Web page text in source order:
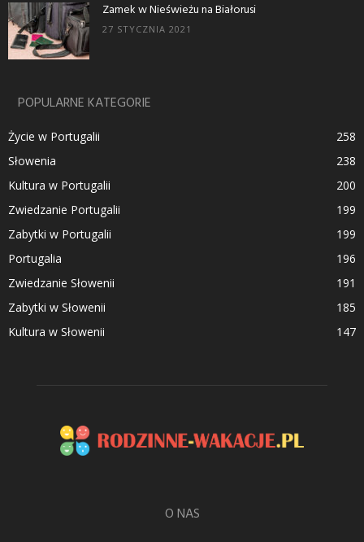
Zamek w Nieświeżu na Białorusi
27 STYCZNIA 2021
POPULARNE KATEGORIE
Życie w Portugalii
258
Słowenia
238
Kultura w Portugalii
200
Zwiedzanie Portugalii
199
Zabytki w Portugalii
199
Portugalia
196
Zwiedzanie Słowenii
191
Zabytki w Słowenii
185
Kultura w Słowenii
147
O NAS